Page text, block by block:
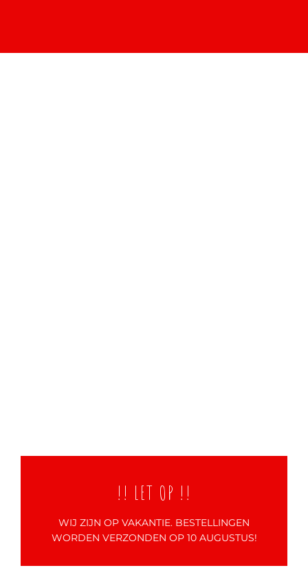
!! LET OP !!
WIJ ZIJN OP VAKANTIE. BESTELLINGEN
WORDEN VERZONDEN OP 10 AUGUSTUS!